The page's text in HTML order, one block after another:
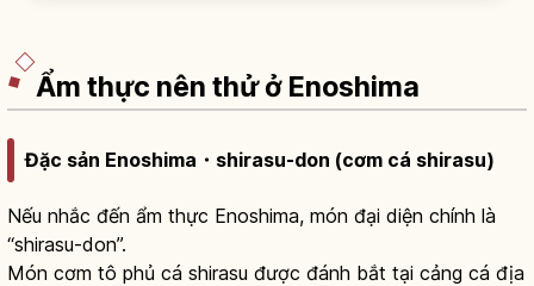
Ẩm thực nên thử ở Enoshima
Đặc sản Enoshima・shirasu-don (cơm cá shirasu)
Nếu nhắc đến ẩm thực Enoshima, món đại diện chính là
“shirasu-don”.
Món cơm tô phủ cá shirasu được đánh bắt tại cảng cá địa